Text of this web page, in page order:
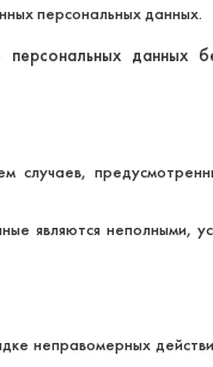
персональных данных.
данных
являются неполными,
неправомерных